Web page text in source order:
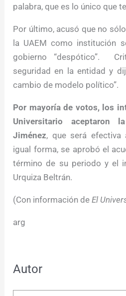
palabra, que es lo único que
Por último, acusó que no
la UAEM como institución
gobierno “despótico”.
seguridad en la entidad y
cambio de modelo político”.
Por mayoría de votos, los
Universitario aceptaron
Jiménez, que será efectiva
igual forma, se aprobó el
término de su periodo y el
Urquiza Beltrán.
(Con información deEl
arg
Autor